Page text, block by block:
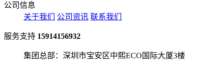
公司信息
关于我们
公司资讯 联系我们
服务支持 15914156932
集团总部：深圳市宝安区中熙ECO国际大厦3楼